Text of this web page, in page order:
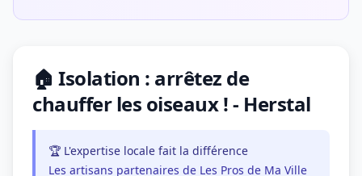
🏠 Isolation : arrêtez de
chauffer les oiseaux ! - Herstal
🏆 L'expertise locale fait la différence
Les artisans partenaires de Les Pros de Ma Ville